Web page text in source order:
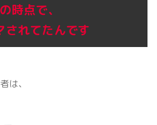
時点で、
されてたんです
は、